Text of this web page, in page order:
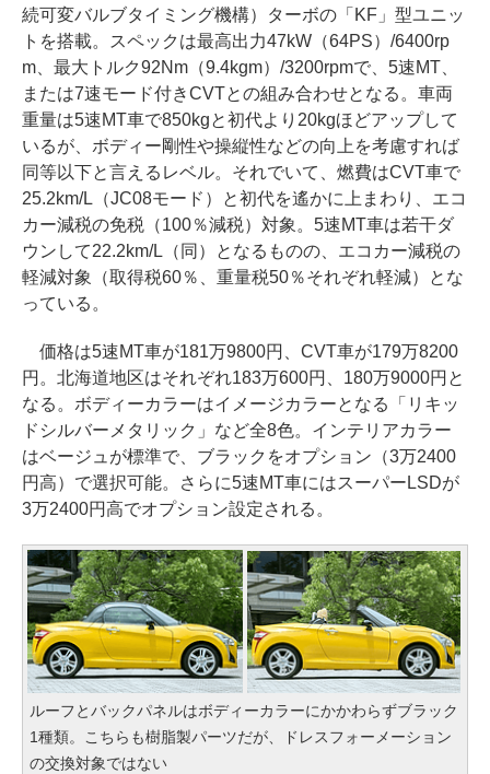
続可変バルブタイミング機構）ターボの「KF」型ユニッ
トを搭載。スペックは最高出力47kW（64PS）/6400rp
m、最大トルク92Nm（9.4kgm）/3200rpmで、5速MT、
または7速モード付きCVTとの組み合わせとなる。車両
重量は5速MT車で850kgと初代より20kgほどアップして
いるが、ボディー剛性や操縦性などの向上を考慮すれば
同等以下と言えるレベル。それでいて、燃費はCVT車で
25.2km/L（JC08モード）と初代を遙かに上まわり、エコ
カー減税の免税（100％減税）対象。5速MT車は若干ダ
ウンして22.2km/L（同）となるものの、エコカー減税の
軽減対象（取得税60％、重量税50％それぞれ軽減）とな
っている。
価格は5速MT車が181万9800円、CVT車が179万8200
円。北海道地区はそれぞれ183万600円、180万9000円と
なる。ボディーカラーはイメージカラーとなる「リキッ
ドシルバーメタリック」など全8色。インテリアカラー
はベージュが標準で、ブラックをオプション（3万2400
円高）で選択可能。さらに5速MT車にはスーパーLSDが
3万2400円高でオプション設定される。
ルーフとバックパネルはボディーカラーにかかわらずブラック
1種類。こちらも樹脂製パーツだが、ドレスフォーメーション
の交換対象ではない